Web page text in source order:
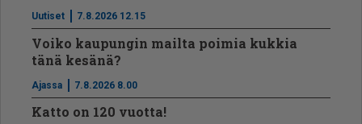
Uutiset 7.8.2026 12.15
Voiko kaupungin mailta poimia kukkia
tänä kesänä?
Ajassa 7.8.2026 8.00
Katto on 120 vuotta!